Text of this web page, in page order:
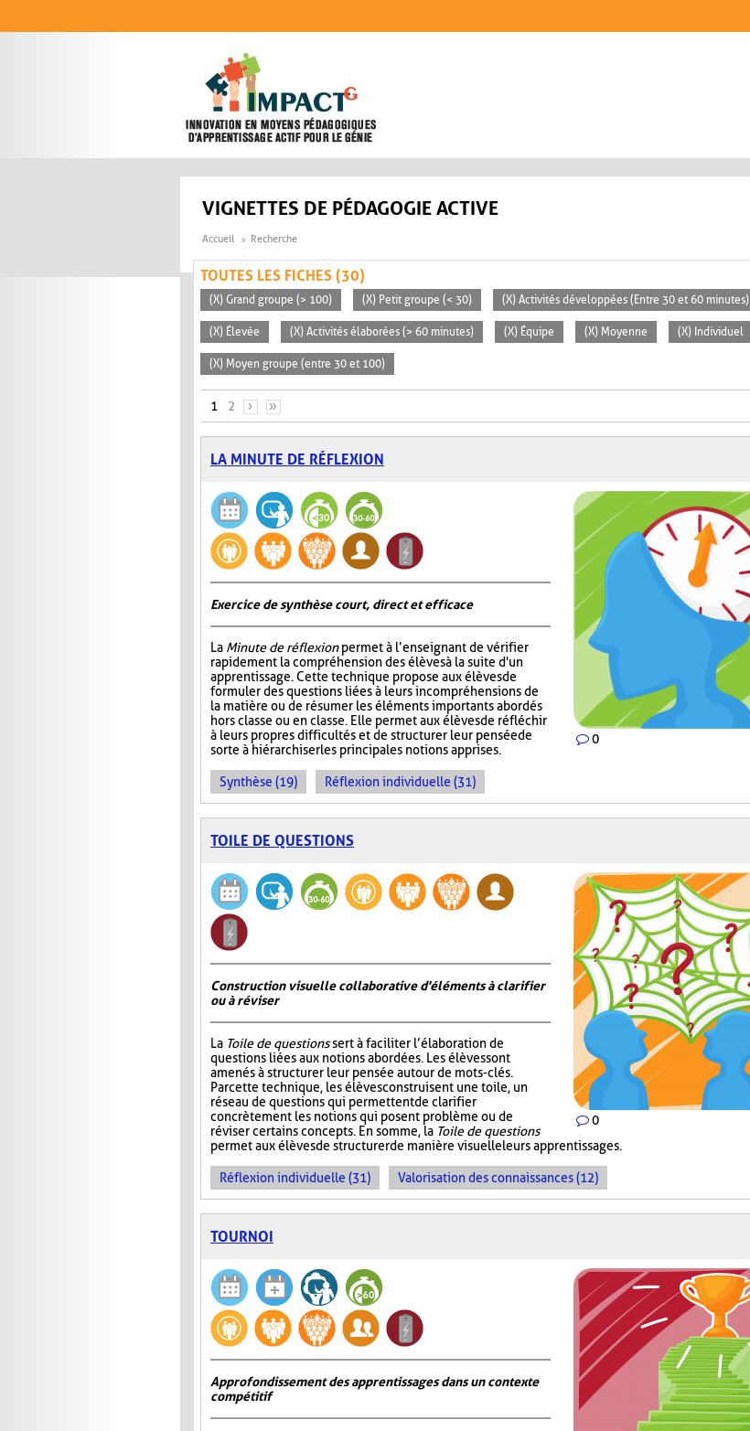
VIGNETTES DE PÉDAGOGIE ACTIVE
Accueil Recherche
TOUTES LES FICHES (30)
(X) Grand groupe (> 100) (X) Petit groupe (< 30) (X) Activités développées (Entre 30 et 60 minutes)
(X) Élevée (X) Activités élaborées (> 60 minutes) (X) Équipe (X) Moyenne (X) Individuel
(X) Moyen groupe (entre 30 et 100)
PAGES
1 2 › »
LA MINUTE DE RÉFLEXION
0
Exercice de synthèse court, direct et efficace
La Minute de réflexionpermet à l’enseignant de vérifier
rapidement la compréhension des élèves à la suite d'un
apprentissage. Cette technique propose aux élèves de
formuler des questions liées à leurs incompréhensions de
la matière ou de résumer les éléments importants abordés
hors classe ou en classe. Elle permet aux élèves de réfléchir
à leurs propres difficultés et de structurer leur pensée de
sorte à hiérarchiser les principales notions apprises.
Synthèse (19) Réflexion individuelle (31)
TOILE DE QUESTIONS
0
Construction visuelle collaborative d'éléments à clarifier
ou à réviser
La Toile de questionssert à faciliter l’élaboration de
questions liées aux notions abordées. Les élèves sont
amenés à structurer leur pensée autour de mots-clés.
Par cette technique, les élèves construisent une toile, un
réseau de questions qui permettent de clarifier
concrètement les notions qui posent problème ou de
réviser certains concepts. En somme, la Toile de questions
permet aux élèves de structurer de manière visuelle leurs apprentissages.
Réflexion individuelle (31) Valorisation des connaissances (12)
TOURNOI
Approfondissement des apprentissages dans un contexte
compétitif